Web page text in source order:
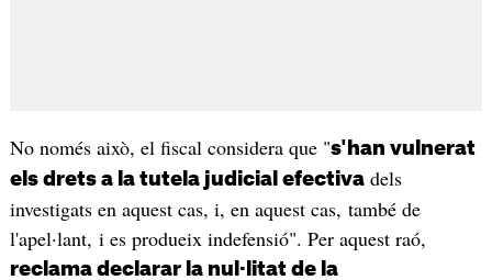
No només això, el fiscal considera que "s'han vulnerat
els drets a la tutela judicial efectivadels
investigats en aquest cas, i, en aquest cas, també de
l'apel·lant, i es produeix indefensió". Per aquest raó,
reclama declarar la nul·litat de la